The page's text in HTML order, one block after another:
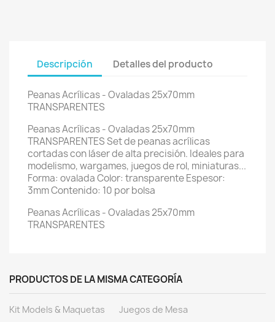
Descripción Detalles del producto
Peanas Acrílicas - Ovaladas 25x70mm
TRANSPARENTES
Peanas Acrílicas - Ovaladas 25x70mm
TRANSPARENTES Set de peanas acrílicas
cortadas con láser de alta precisión. Ideales para
modelismo, wargames, juegos de rol, miniaturas...
Forma: ovalada Color: transparente Espesor:
3mm Contenido: 10 por bolsa
Peanas Acrílicas - Ovaladas 25x70mm
TRANSPARENTES
PRODUCTOS DE LA MISMA CATEGORÍA
Kit Models & Maquetas
Juegos de Mesa